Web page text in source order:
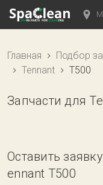
Главная
Подбор
Tennant
T500
Запчасти для
Оставить
ennant T500